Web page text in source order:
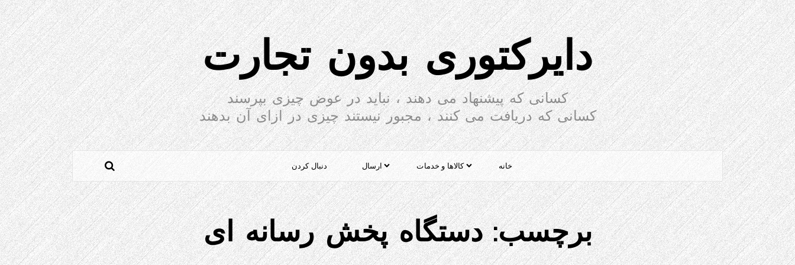
دایرکتوری بدون تجارت
کسانی که پیشنهاد می دهند ، نباید در عوض چیزی بپرسند
کسانی که دریافت می کنند ، مجبور نیستند چیزی در ازای آن بدهند
خانه کالاها و خدمات ارسال دنبال کردن
برچسب:دستگاه پخش رسانه ای